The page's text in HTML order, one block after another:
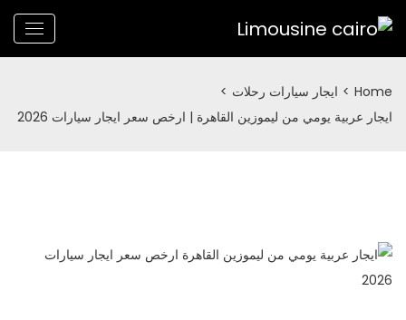
Home
> ايجار سيارات رحلات >
ايجار عربية يومي من ليموزين القاهرة | ارخص سعر ايجار سيارات 2026